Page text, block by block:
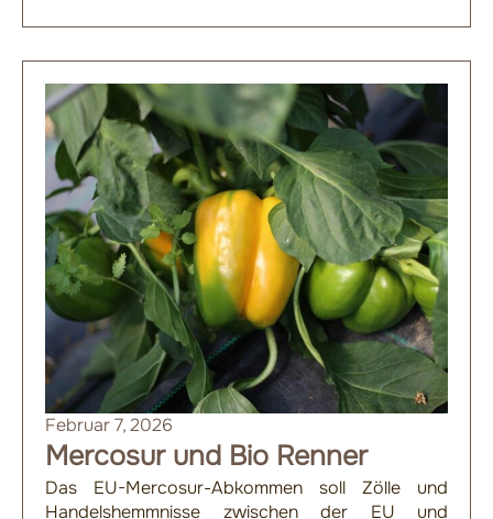
Februar 7, 2026
Mercosur und Bio Renner
Das EU-Mercosur-Abkommen soll Zölle und
Handelshemmnisse zwischen der EU und